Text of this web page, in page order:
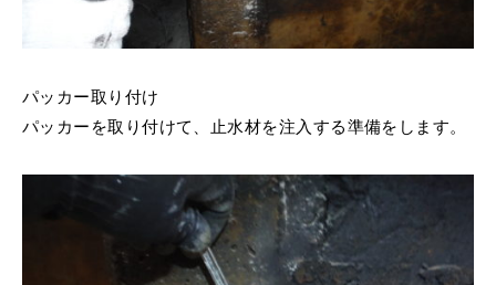
パッカー取り付け
パッカーを取り付けて、止水材を注入する準備をします。